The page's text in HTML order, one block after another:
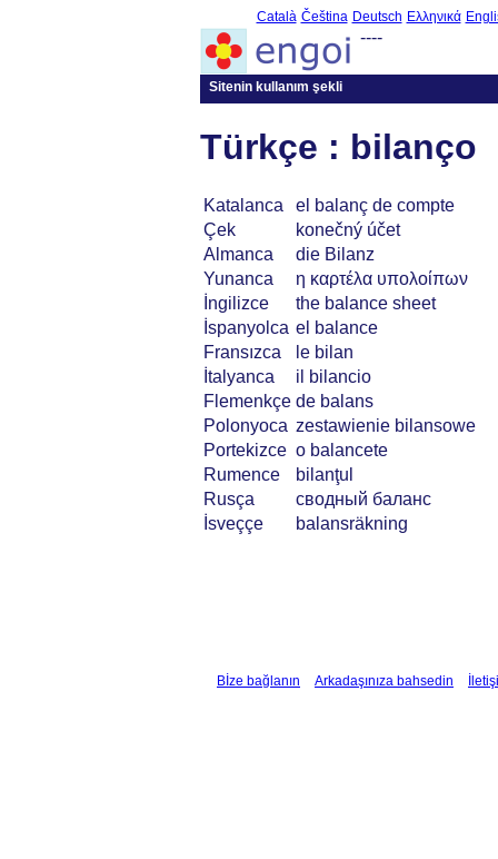
Català Čeština Deutsch Ελληνικά
----
Sitenin kullanım şekli
Türkçe : bilanço
Katalanca
el balanç de compte
Çek
konečný účet
Almanca
die Bilanz
Yunanca
η καρτέλα υπολοίπων
İngilizce
the balance sheet
İspanyolca el balance
Fransızca
le bilan
İtalyanca
il bilancio
Flemenkçe de balans
Polonyoca zestawienie bilansowe
Portekizce o balancete
Rumence
bilanţul
Rusça
сводный баланс
İsveççe
balansräkning
Bİze bağlanın Arkadaşınıza bahsedin